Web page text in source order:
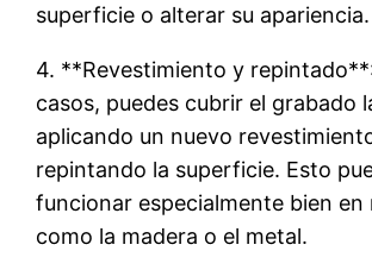
superficie o alterar su apariencia.
4. **Revestimiento y
casos, puedes cubrir el grabado
aplicando un nuevo
repintando la superficie. Esto
funcionar especialmente bien en
como la madera o el metal.